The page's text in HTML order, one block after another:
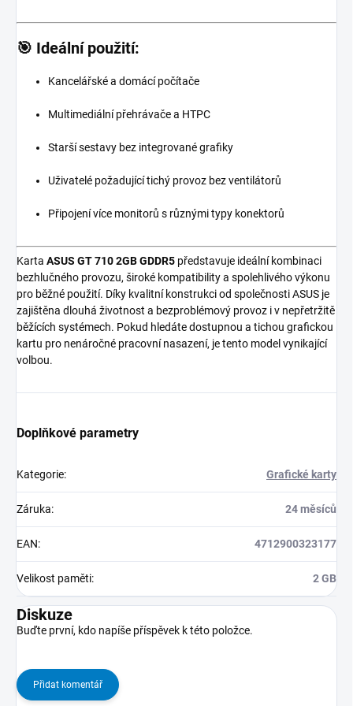
🎯 Ideální použití:
Kancelářské a domácí počítače
Multimediální přehrávače a HTPC
Starší sestavy bez integrované grafiky
Uživatelé požadující tichý provoz bez ventilátorů
Připojení více monitorů s různými typy konektorů
Karta ASUS GT 710 2GB GDDR5 představuje ideální kombinaci
bezhlučného provozu, široké kompatibility a spolehlivého výkonu
pro běžné použití. Díky kvalitní konstrukci od společnosti ASUS je
zajištěna dlouhá životnost a bezproblémový provoz i v nepřetržitě
běžících systémech. Pokud hledáte dostupnou a tichou grafickou
kartu pro nenáročné pracovní nasazení, je tento model vynikající
volbou.
Doplňkové parametry
Kategorie: Grafické karty
Záruka: 24 měsíců
EAN: 4712900323177
Velikost paměti: 2 GB
Diskuze
Buďte první, kdo napíše příspěvek k této položce.
Přidat komentář